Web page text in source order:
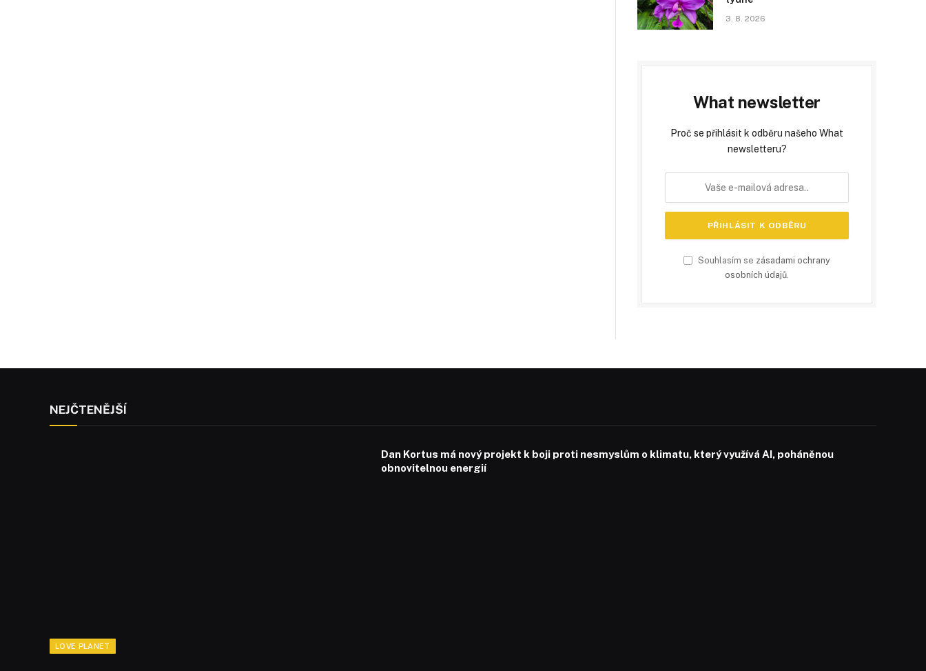
3. 8. 2026
What newsletter
Proč se přihlásit k odběru našeho What
newsletteru?
Souhlasím se zásadami ochrany
osobních údajů
NEJČTENĚJŠÍ
LOVE PLANET
Dan Kortus má nový projekt k boji proti nesmyslům o klimatu, který využívá AI, poháněnou
obnovitelnou energií